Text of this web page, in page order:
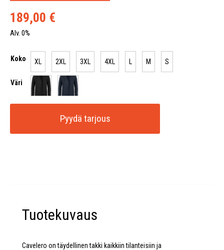
189,00 €
Alv. 0%
Koko XL 2XL 3XL 4XL L M S
Väri
Pyydä tarjous
Tuotekuvaus
Cavelero on täydellinen takki kaikkiin tilanteisiin ja